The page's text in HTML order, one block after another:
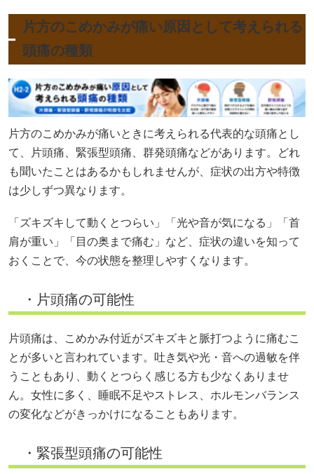
片方のこめかみが痛い原因として考えられる
頭痛の種類
片方のこめかみが痛いときに考えられる代表的な頭痛とし
て、片頭痛、緊張型頭痛、群発頭痛などがあります。どれ
も聞いたことはあるかもしれませんが、症状の出方や特徴
は少しずつ異なります。
「ズキズキして動くとつらい」「光や音が気になる」「首
肩が重い」「目の奥まで痛む」など、症状の違いを知って
おくことで、今の状態を整理しやすくなります。
・片頭痛の可能性
片頭痛は、こめかみ付近がズキズキと脈打つように痛むこ
とが多いと言われています。吐き気や光・音への過敏を伴
うこともあり、動くとつらく感じる方も少なくありませ
ん。女性に多く、睡眠不足やストレス、ホルモンバランス
の変化などがきっかけになることもあります。
・緊張型頭痛の可能性